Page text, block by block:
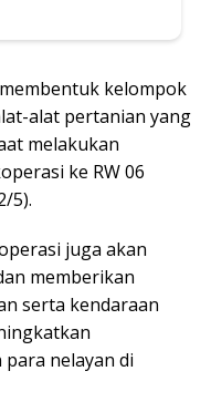
kelompok
alat pertanian yang
melakukan
ke RW 06
5).
juga akan
memberikan
serta kendaraan
nelayan di